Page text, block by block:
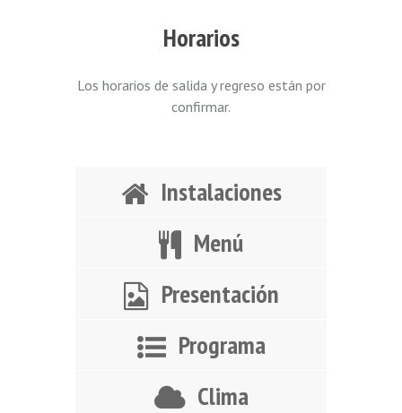
Horarios
Los horarios de salida y regreso están por
confirmar.
Instalaciones
Menú
Presentación
Programa
Clima